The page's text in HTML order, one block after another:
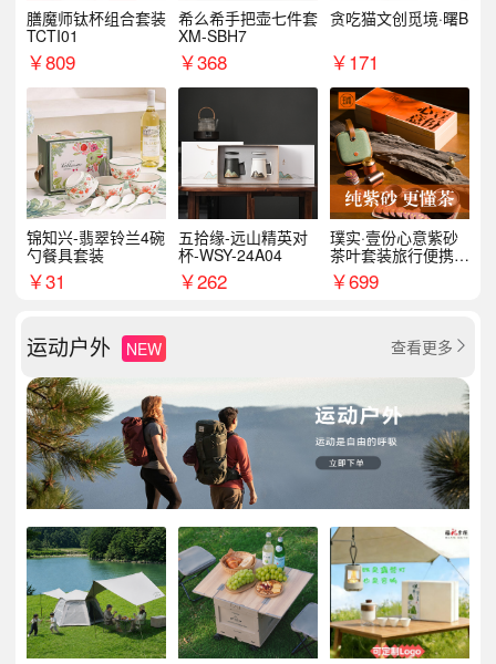
膳魔师钛杯组合套装
TCTI01
￥809
希么希手把壶七件套
XM-SBH7
￥368
贪吃猫文创觅境·曙B
￥171
锦知兴-翡翠铃兰4碗
勺餐具套装
￥31
五拾缘-远山精英对
杯-WSY-24A04
￥262
璞实·壹份心意紫砂
茶叶套装旅行便携式
商务企业福利新年礼
品
￥699
运动户外 NEW 查看更多 